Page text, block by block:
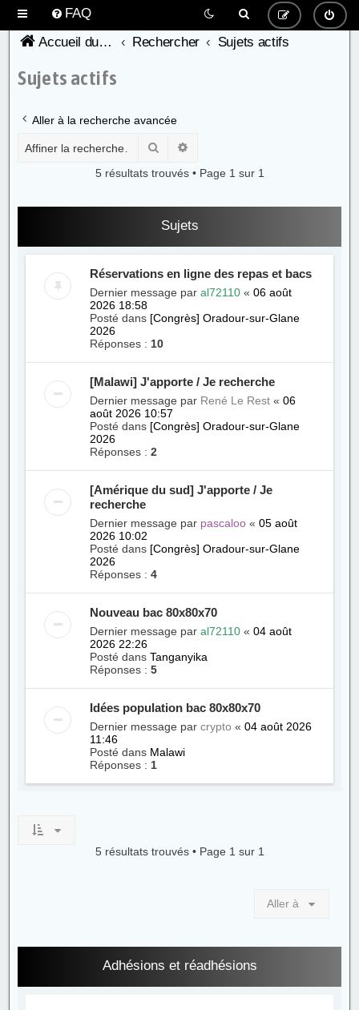
FAQ
Accueil du forum de l'AFC
Rechercher Sujets actifs
Sujets actifs
Aller à la recherche avancée
Rechercher
5 résultats trouvés • Page 1 sur 1
Sujets
Réservations en ligne des repas et bacs
Dernier message paral72110 «06 août
2026 18:58
Posté dans [Congrès] Oradour-sur-Glane
2026
Réponses : 10
[Malawi] J'apporte / Je recherche
Dernier message par René Le Rest «06
août 2026 10:57
Posté dans [Congrès] Oradour-sur-Glane
2026
Réponses :2
[Amérique du sud] J'apporte / Je
recherche
Dernier message par pascaloo «05 août
2026 10:02
Posté dans [Congrès] Oradour-sur-Glane
2026
Réponses :4
Nouveau bac 80x80x70
Dernier message paral72110 «04 août
2026 22:26
Posté dansTanganyika
Réponses :5
Idées population bac 80x80x70
Dernier message parcrypto «04 août 2026
11:46
Posté dans Malawi
Réponses : 1
5 résultats trouvés • Page 1 sur 1
Aller à
Adhésions et réadhésions